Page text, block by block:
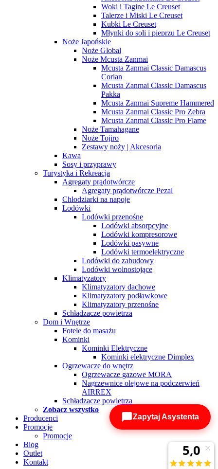
Woki i Tagine Le Creuset
Talerze i Miski Le Creuset
Kubki Le Creuset
Młynki do soli i pieprzu Le Creuset
Noże Japońskie
Noże Global
Noże Mcusta Zanmai
Mcusta Zanmai Classic Damascus
Corian
Mcusta Zanmai Classic Damascus
Pakka
Mcusta Zanmai Supreme Hammered
Mcusta Zanmai Classic Pro Zebra
Mcusta Zanmai Classic Pro Flame
Noże Tamahagane
Noże Tojiro
Zestawy noży | Akcesoria
Kawa
Sosy i przyprawy
Turystyka i Rekreacja
Agregaty prądotwórcze
Agregaty prądotwórcze Pezal
Chłodziarki na napoje
Lodówki
Lodówki przenośne
Lodówki absorpcyjne
Lodówki kompresorowe
Lodówki pasywne
Lodówki termoelektryczne
Lodówki do zabudowy
Lodówki wolnostojące
Klimatyzatory
Klimatyzatory dachowe
Klimatyzatory podławkowe
Klimatyzatory przenośne
Schładzacze powietrza
Dom i Wnętrze
Fotele do masażu
Kominki
Kominki Elektryczne
Kominki elektryczne Dimplex
Ogrzewacze do wnętrz
Ogrzewacze gazowe MORA
Nagrzewnice olejowe na podczerwień
AIRREX
Schładzacze powietrza
Zobacz wszystko
Producenci
Promocje
Promocje
Blog
Outlet
Kontakt
Zapytaj Asystenta